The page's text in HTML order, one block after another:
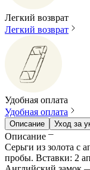
Легкий возврат
Легкий возврат
Удобная оплата
Удобная оплата
Описание Уход за
Описание
Серьги из золота с
пробы. Вставки: 2